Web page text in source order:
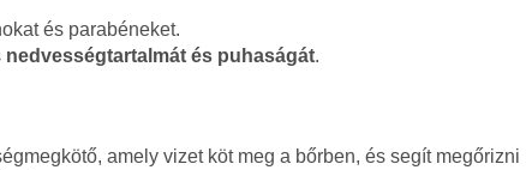
és parabéneket.
nedvességtartalmát és puhaságát.
amely vizet köt meg a bőrben, és segít megőrizni